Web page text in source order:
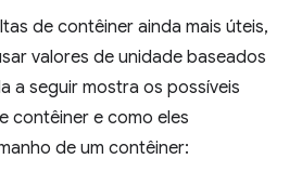
de contêiner ainda mais úteis,
valores de unidade baseados
a seguir mostra os possíveis
contêiner e como eles
de um contêiner: